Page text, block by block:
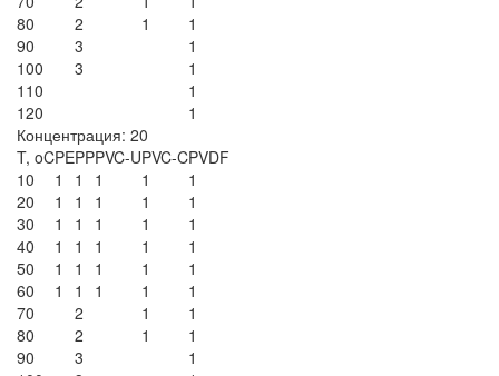
80
2 1
1
90
3
1
100
3
1
110
1
120
1
Концентрация: 20
T, oCPEPPPVC-UPVC-CPVDF
10
1 1 1 1
1
20
1 1 1 1
1
30
1 1 1 1
1
40
1 1 1 1
1
50
1 1 1 1
1
60
1 1 1 1
1
70
2 1
1
80
2 1
1
90
3
1